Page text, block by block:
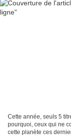
Cette année, seuls 5
pourquoi, ceux qui ne
cette planète ces